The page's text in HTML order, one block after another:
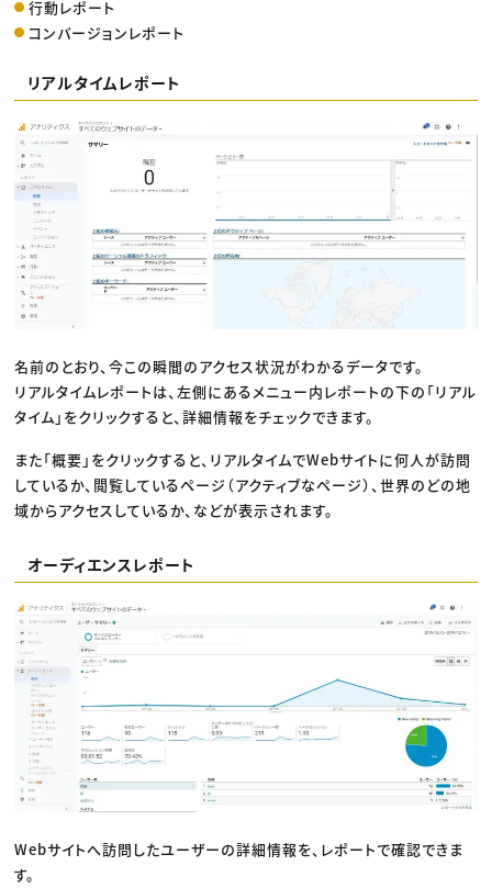
行動レポート
コンバージョンレポート
リアルタイムレポート
名前のとおり、今この瞬間のアクセス状況がわかるデータです。
リアルタイムレポートは、左側にあるメニュー内レポートの下の「リアル
タイム」をクリックすると、詳細情報をチェックできます。
また「概要」をクリックすると、リアルタイムでWebサイトに何人が訪問
しているか、閲覧しているページ（アクティブなページ）、世界のどの地
域からアクセスしているか、などが表示されます。
オーディエンスレポート
Webサイトへ訪問したユーザーの詳細情報を、レポートで確認できま
す。